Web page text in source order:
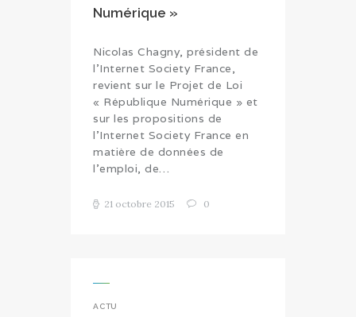
Numérique »
Nicolas Chagny, président de
l'Internet Society France,
revient sur le Projet de Loi
« République Numérique » et
sur les propositions de
l'Internet Society France en
matière de données de
l'emploi, de…
21 octobre 2015 0
ACTU